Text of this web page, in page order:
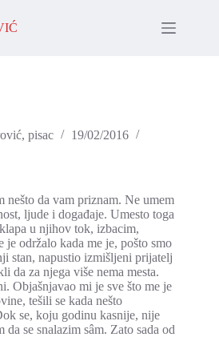
pisac
19/02/2016
nešto da vam priznam. Ne umem
ljude i događaje. Umesto toga
u njihov tok, izbacim,
je održalo kada me je, pošto smo
stan, napustio izmišljeni prijatelj
da za njega više nema mesta.
Objašnjavao mi je sve što me je
tešili se kada nešto
se, koju godinu kasnije, nije
se snalazim sâm. Zato sada od